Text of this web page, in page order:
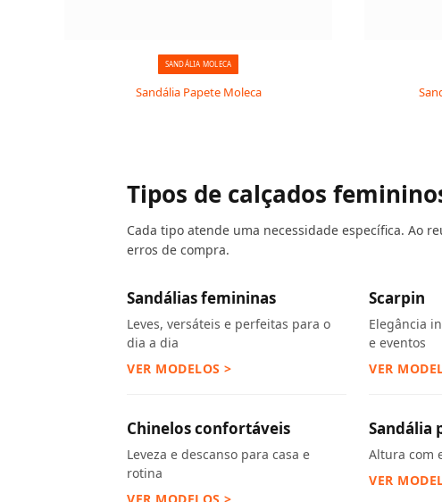
SANDÁLIA MOLECA
Sandália Papete Moleca
Tipos de calçados
Cada tipo atende uma necessidade específica. Ao
erros de compra.
Sandálias femininas
Leves, versáteis e perfeitas para o
dia a dia
VER MODELOS >
Scarpin
Elegância
e eventos
VER
Chinelos confortáveis
Leveza e descanso para casa e
rotina
Sandália
Altura com
VER